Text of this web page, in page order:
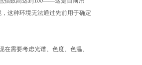
这种环境无法通过先前用于确定
需要考虑光谱、色度、色温、